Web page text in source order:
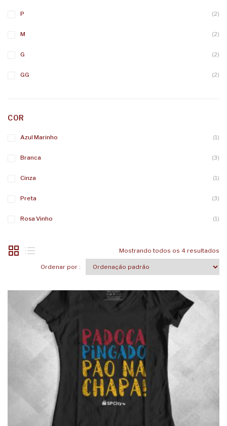
P (2)
M (2)
G (2)
GG (2)
COR
Azul Marinho (1)
Branca (3)
Cinza (1)
Preta (3)
Rosa Vinho (1)
Mostrando todos os 4 resultados
Ordenar por :